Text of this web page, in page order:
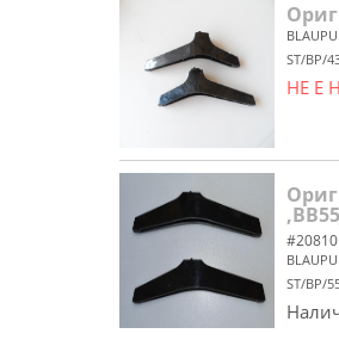
ST/BP/
НЕ Е
#20810
ST/BP/